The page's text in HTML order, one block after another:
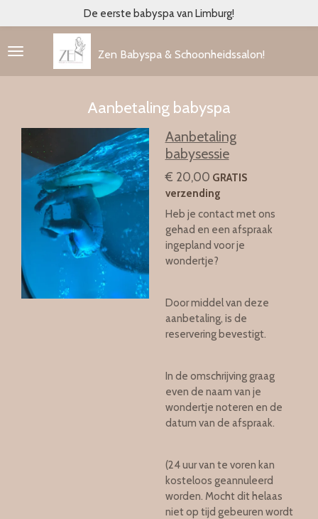
direct
naar
hoofdinhoud
Zen Babyspa & Schoonheidssalon!
De eerste babyspa van Limburg!
Aanbetaling babyspa
Aanbetaling
babysessie
€ 20,00 GRATIS
verzending
Heb je contact met ons
gehad en een afspraak
ingepland voor je
wondertje?
Door middel van deze
aanbetaling, is de
reservering bevestigt.
In de omschrijving graag
even de naam van je
wondertje noteren en de
datum van de afspraak.
(24 uur van te voren kan
kosteloos geannuleerd
worden. Mocht dit helaas
niet op tijd gebeuren wordt